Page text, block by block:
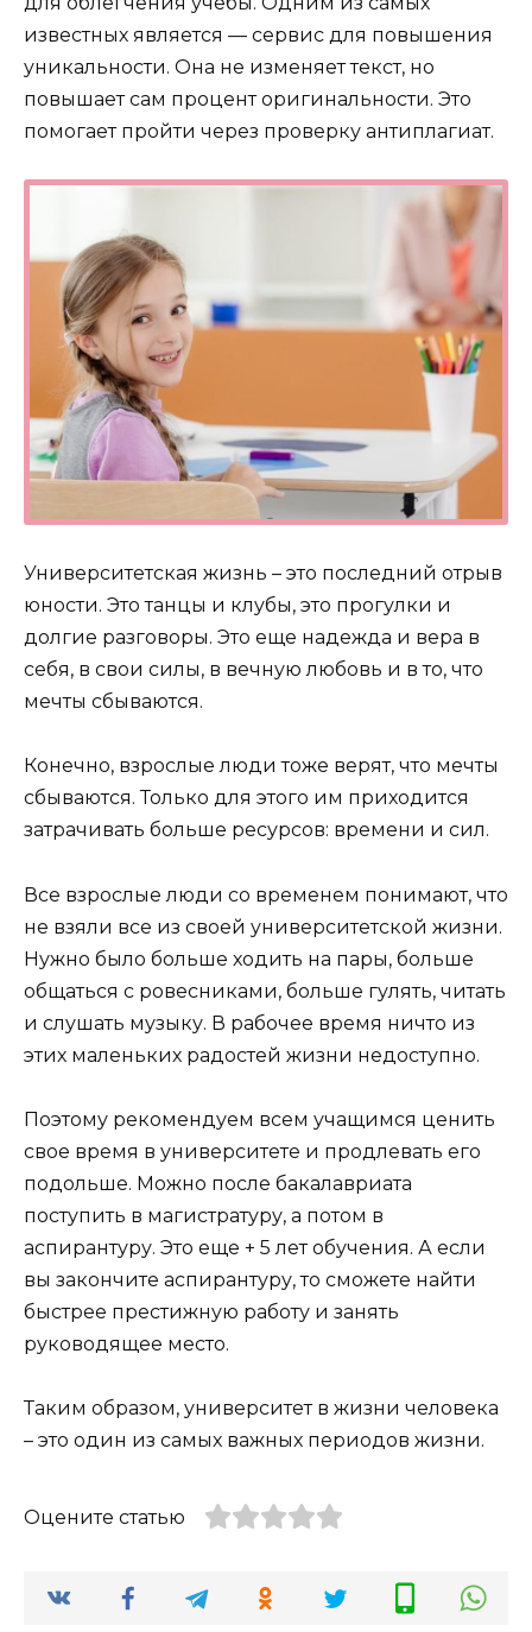
известных является — сервис для повышения
уникальности. Она не изменяет текст, но
повышает сам процент оригинальности. Это
помогает пройти через проверку антиплагиат.
Университетская жизнь – это последний отрыв
юности. Это танцы и клубы, это прогулки и
долгие разговоры. Это еще надежда и вера в
себя, в свои силы, в вечную любовь и в то, что
мечты сбываются.
Конечно, взрослые люди тоже верят, что мечты
сбываются. Только для этого им приходится
затрачивать больше ресурсов: времени и сил.
Все взрослые люди со временем понимают, что
не взяли все из своей университетской жизни.
Нужно было больше ходить на пары, больше
общаться с ровесниками, больше гулять, читать
и слушать музыку. В рабочее время ничто из
этих маленьких радостей жизни недоступно.
Поэтому рекомендуем всем учащимся ценить
свое время в университете и продлевать его
подольше. Можно после бакалавриата
поступить в магистратуру, а потом в
аспирантуру. Это еще + 5 лет обучения. А если
вы закончите аспирантуру, то сможете найти
быстрее престижную работу и занять
руководящее место.
Таким образом, университет в жизни человека
– это один из самых важных периодов жизни.
Оцените статью